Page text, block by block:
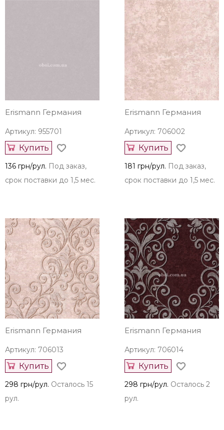
Erismann Германия
Артикул: 955701
Купить
136 грн/рул. Под заказ,
срок поставки до 1,5 мес.
Erismann Германия
Артикул: 706002
Купить
181 грн/рул. Под заказ,
срок поставки до 1,5 мес.
Erismann Германия
Артикул: 706013
Купить
298 грн/рул. Осталось 15
рул.
Erismann Германия
Артикул: 706014
Купить
298 грн/рул. Осталось 2
рул.